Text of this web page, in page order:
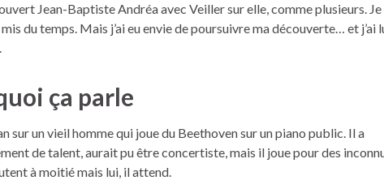
Jean-Baptiste Andréa avec Veiller sur elle, comme plusieurs. Je
mis du temps. Mais j’ai eu envie de poursuivre ma découverte… et j’ai
ça parle
sur un vieil homme qui joue du Beethoven sur un piano public. Il a
de talent, aurait pu être concertiste, mais il joue pour des
à moitié mais lui, il attend.